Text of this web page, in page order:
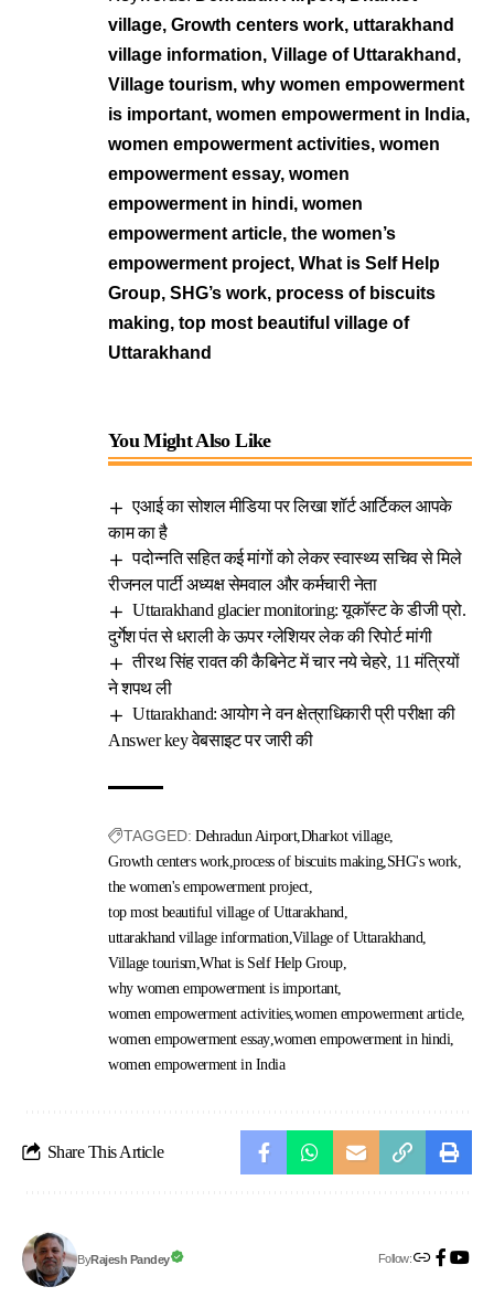
village, Growth centers work, uttarakhand
village information, Village of Uttarakhand,
Village tourism, why women empowerment
is important, women empowerment in India,
women empowerment activities, women
empowerment essay, women
empowerment in hindi, women
empowerment article, the women’s
empowerment project, What is Self Help
Group, SHG’s work, process of biscuits
making, top most beautiful village of
Uttarakhand
You Might Also Like
एआई का सोशल मीडिया पर लिखा शॉर्ट आर्टिकल आपके
काम का है
पदोन्नति सहित कई मांगों को लेकर स्वास्थ्य सचिव से मिले
रीजनल पार्टी अध्यक्ष सेमवाल और कर्मचारी नेता
Uttarakhand glacier monitoring: यूकॉस्ट के डीजी प्रो.
दुर्गेश पंत से धराली के ऊपर ग्लेशियर लेक की रिपोर्ट मांगी
तीरथ सिंह रावत की कैबिनेट में चार नये चेहरे, 11 मंत्रियों
ने शपथ ली
Uttarakhand: आयोग ने वन क्षेत्राधिकारी प्री परीक्षा की
Answer key वेबसाइट पर जारी की
TAGGED: Dehradun Airport Dharkot village
Growth centers work process of biscuits making SHG's work
the women's empowerment project
top most beautiful village of Uttarakhand
uttarakhand village information Village of Uttarakhand
Village tourism What is Self Help Group
why women empowerment is important
women empowerment activities women empowerment article
women empowerment essay women empowerment in hindi
women empowerment in India
Share This Article
ByRajesh Pandey Follow: